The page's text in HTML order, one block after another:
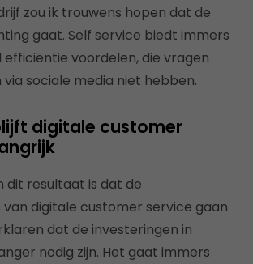
zou ik trouwens hopen dat de
gaat. Self service biedt immers
efficiëntie voordelen, die vragen
sociale media niet hebben.
digitale customer
dit resultaat is dat de
digitale customer service gaan
dat de investeringen in
nodig zijn. Het gaat immers